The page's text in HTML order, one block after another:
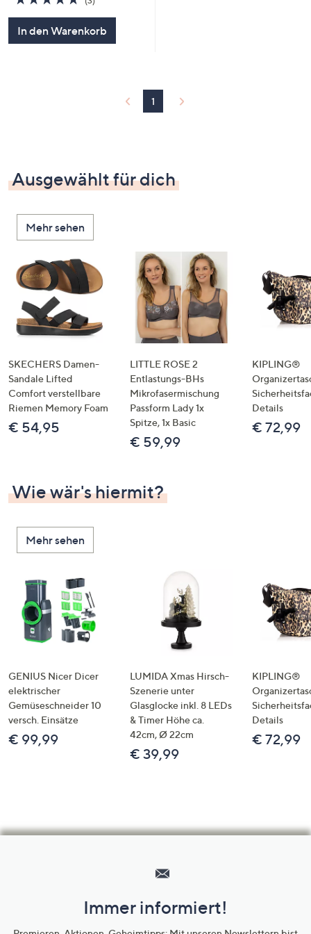
von
In den Warenkorb
1
Ausgewählt für dich
Mehr sehen
SKECHERS Damen-
Sandale Lifted
Comfort verstellbare
Riemen Memory Foam
€ 54,95
LITTLE ROSE 2
Entlastungs-BHs
Mikrofasermischung
Passform Lady 1x
Spitze, 1x Basic
€ 59,99
KIPLING®
Details
€ 72,99
Wie wär's hiermit?
Mehr sehen
GENIUS Nicer Dicer
elektrischer
Gemüseschneider 10
versch. Einsätze
€ 99,99
LUMIDA Xmas Hirsch-
Szenerie unter
Glasglocke inkl. 8 LEDs
& Timer Höhe ca.
42cm, Ø 22cm
€ 39,99
KIPLING®
Details
€ 72,99
Unternehmensinformationen
Immer informiert!